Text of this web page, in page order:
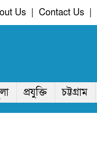
Us Contact Us
প্রযুক্তি চট্টগ্রাম